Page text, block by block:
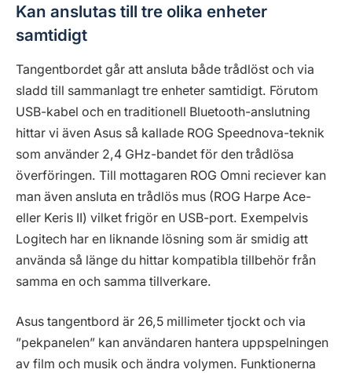
Kan anslutas till tre olika enheter
samtidigt
Tangentbordet går att ansluta både trådlöst och via
sladd till sammanlagt tre enheter samtidigt. Förutom
USB-kabel och en traditionell Bluetooth-anslutning
hittar vi även Asus så kallade ROG Speednova-teknik
som använder 2,4 GHz-bandet för den trådlösa
överföringen. Till mottagaren ROG Omni reciever kan
man även ansluta en trådlös mus (ROG Harpe Ace-
eller Keris II) vilket frigör en USB-port. Exempelvis
Logitech har en liknande lösning som är smidig att
använda så länge du hittar kompatibla tillbehör från
samma en och samma tillverkare.
Asus tangentbord är 26,5 millimeter tjockt och via
”pekpanelen” kan användaren hantera uppspelningen
av film och musik och ändra volymen. Funktionerna